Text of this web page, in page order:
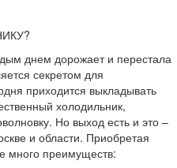
днем дорожает и перестала
секретом для
приходится выкладывать
холодильник,
Но выход есть и это –
и области. Приобретая
много преимуществ: